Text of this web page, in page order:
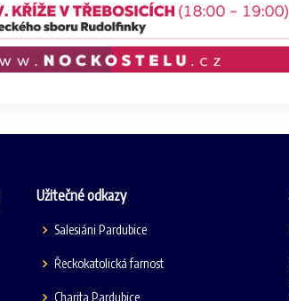
Užitečné odkazy
Salesiáni Pardubice
Řeckokatolická farnost
Charita Pardubice